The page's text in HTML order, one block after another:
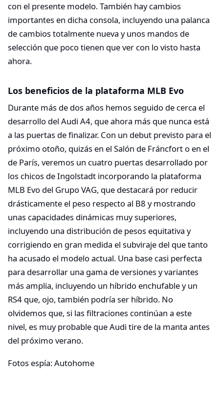
con el presente modelo. También hay cambios
importantes en dicha consola, incluyendo una palanca
de cambios totalmente nueva y unos mandos de
selección que poco tienen que ver con lo visto hasta
ahora.
Los beneficios de la plataforma MLB Evo
Durante más de dos años hemos seguido de cerca el
desarrollo del Audi A4, que ahora más que nunca está
a las puertas de finalizar. Con un debut previsto para el
próximo otoño, quizás en el Salón de Fráncfort o en el
de París, veremos un cuatro puertas desarrollado por
los chicos de Ingolstadt incorporando la plataforma
MLB Evo del Grupo VAG, que destacará por reducir
drásticamente el peso respecto al B8 y mostrando
unas capacidades dinámicas muy superiores,
incluyendo una distribución de pesos equitativa y
corrigiendo en gran medida el subviraje del que tanto
ha acusado el modelo actual. Una base casi perfecta
para desarrollar una gama de versiones y variantes
más amplia, incluyendo un híbrido enchufable y un
RS4 que, ojo, también podría ser híbrido. No
olvidemos que, si las filtraciones continúan a este
nivel, es muy probable que Audi tire de la manta antes
del próximo verano.
Fotos espía: Autohome